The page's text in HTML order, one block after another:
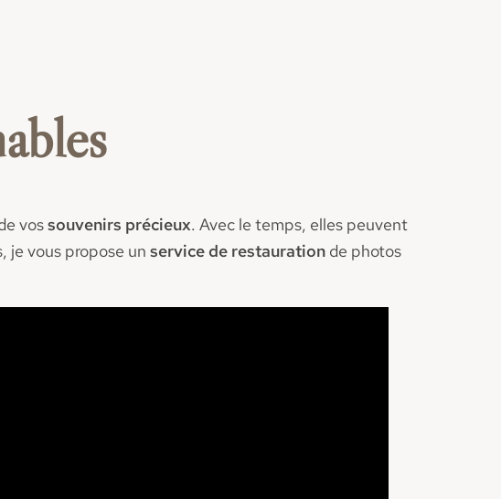
vossouvenirs précieux. Avec le temps, elles peuvent
je vous propose un service de restauration de photos